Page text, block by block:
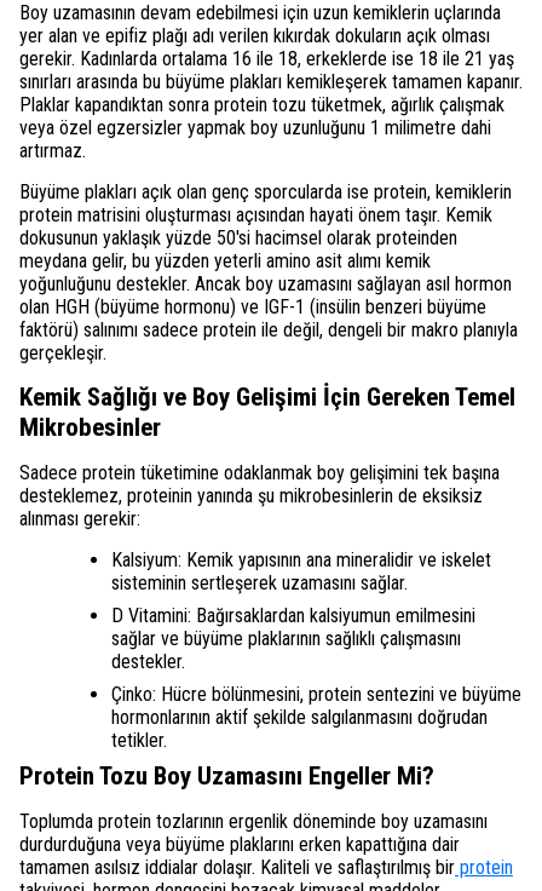
Boy uzamasının devam edebilmesi için uzun kemiklerin uçlarında
yer alan ve epifiz plağı adı verilen kıkırdak dokuların açık olması
gerekir. Kadınlarda ortalama 16 ile 18, erkeklerde ise 18 ile 21 yaş
sınırları arasında bu büyüme plakları kemikleşerek tamamen kapanır.
Plaklar kapandıktan sonra protein tozu tüketmek, ağırlık çalışmak
veya özel egzersizler yapmak boy uzunluğunu 1 milimetre dahi
artırmaz.
Büyüme plakları açık olan genç sporcularda ise protein, kemiklerin
protein matrisini oluşturması açısından hayati önem taşır. Kemik
dokusunun yaklaşık yüzde 50'si hacimsel olarak proteinden
meydana gelir, bu yüzden yeterli amino asit alımı kemik
yoğunluğunu destekler. Ancak boy uzamasını sağlayan asıl hormon
olan HGH (büyüme hormonu) ve IGF-1 (insülin benzeri büyüme
faktörü) salınımı sadece protein ile değil, dengeli bir makro planıyla
gerçekleşir.
Kemik Sağlığı ve Boy Gelişimi İçin Gereken Temel
Mikrobesinler
Sadece protein tüketimine odaklanmak boy gelişimini tek başına
desteklemez, proteinin yanında şu mikrobesinlerin de eksiksiz
alınması gerekir:
Kalsiyum: Kemik yapısının ana mineralidir ve iskelet
sisteminin sertleşerek uzamasını sağlar.
D Vitamini: Bağırsaklardan kalsiyumun emilmesini
sağlar ve büyüme plaklarının sağlıklı çalışmasını
destekler.
Çinko: Hücre bölünmesini, protein sentezini ve büyüme
hormonlarının aktif şekilde salgılanmasını doğrudan
tetikler.
Protein Tozu Boy Uzamasını Engeller Mi?
Toplumda protein tozlarının ergenlik döneminde boy uzamasını
durdurduğuna veya büyüme plaklarını erken kapattığına dair
tamamen asılsız iddialar dolaşır. Kaliteli ve saflaştırılmış bir protein